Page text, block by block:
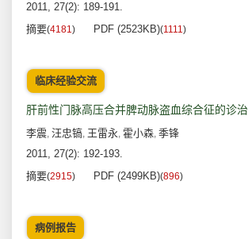
2011, 27(2): 189-191.
摘要(4181) PDF (2523KB)(1111)
临床经验交流
肝前性门脉高压合并脾动脉盗血综合征的诊治
李震, 汪忠镐, 王雷永, 霍小森, 季锋
2011, 27(2): 192-193.
摘要(2915) PDF (2499KB)(896)
病例报告